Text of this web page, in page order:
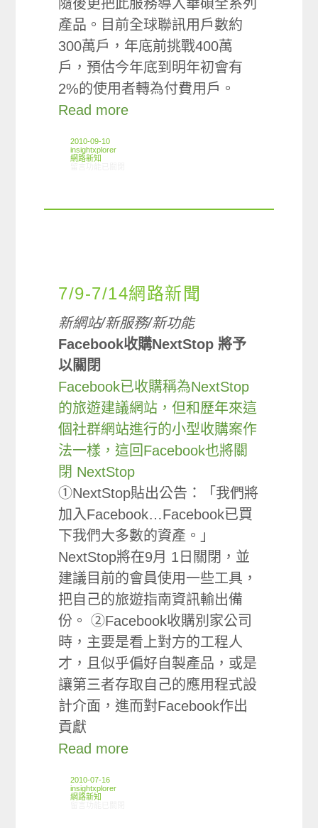
隨後更把此服務導入華碩全系列
產品。目前全球聯訊用戶數約
300萬戶，年底前挑戰400萬
戶，預估今年底到明年初會有
2%的使用者轉為付費用戶。
Read more
2010-09-10
insightxplorer
網路新知
7/9-7/14網路新聞
新網站/新服務/新功能
Facebook收購NextStop 將予
以關閉
Facebook已收購稱為NextStop
的旅遊建議網站，但和歷年來這
個社群網站進行的小型收購案作
法一樣，這回Facebook也將關
閉 NextStop
①NextStop貼出公告：「我們將
加入Facebook…Facebook已買
下我們大多數的資產。」
NextStop將在9月 1日關閉，並
建議目前的會員使用一些工具，
把自己的旅遊指南資訊輸出備
份。 ②Facebook收購別家公司
時，主要是看上對方的工程人
才，且似乎偏好自製產品，或是
讓第三者存取自己的應用程式設
計介面，進而對Facebook作出
貢獻
Read more
2010-07-16
insightxplorer
網路新知